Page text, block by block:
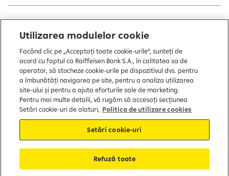
Termeni și condiții
Politică de utilizare cookies
Preferințe cookie-uri
Politica de confidențialitate
Protecția consumatorului
Soluționarea alternativă a litigiilor
Utilizarea modulelor cookie
Facând clic pe „Acceptați toate cookie-urile”, sunteți de
acord cu faptul ca Raiffeisen Bank S.A., în calitatea sa de
operator, să stocheze cookie-urile pe dispozitivul dvs. pentru
a îmbunătăți navigarea pe site, pentru a analiza utilizarea
site-ului și pentru a ajuta eforturile sale de marketing.
Pentru mai multe detalii, vă rugăm să accesați secțiunea
Setări cookie-uri de alaturi, Politica de utilizare cookies
Setări cookie-uri
Refuză toate